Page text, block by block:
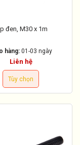
đen, M30 x 1m
hàng: 01-03 ngày
Liên hệ
Tùy chọn